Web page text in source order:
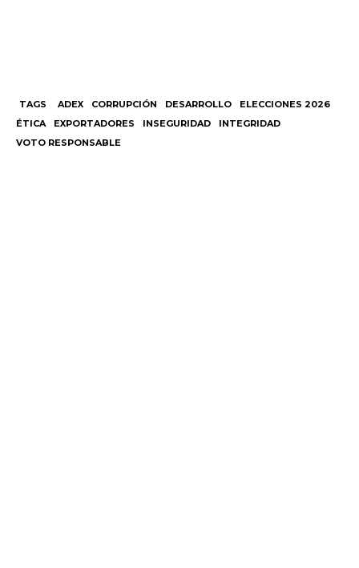
TAGS ADEX CORRUPCIÓN DESARROLLO
ELECCIONES 2026
ÉTICA
EXPORTADORES INSEGURIDAD
INTEGRIDAD
VOTO RESPONSABLE